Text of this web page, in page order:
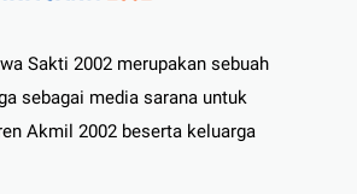
Sakti 2002 merupakan sebuah
sebagai media sarana untuk
Akmil 2002 beserta keluarga